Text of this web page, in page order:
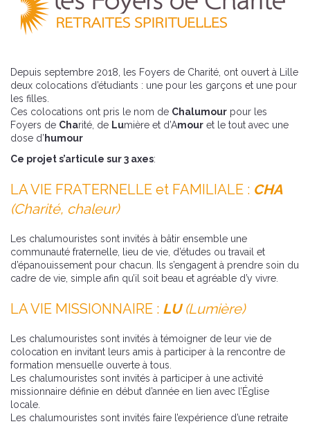
Depuis septembre 2018, les Foyers de Charité, ont ouvert à Lille
deux colocations d’étudiants : une pour les garçons et une pour
les filles.
Ces colocations ont pris le nom de Chalumour pour les
Foyers de Charité, de Lumière et d’Amour et le tout avec une
dose d’ humour
Ce projet s’articule sur 3 axes:
LA VIE FRATERNELLE et FAMILIALE : CHA
(Charité, chaleur)
Les chalumouristes sont invités à bâtir ensemble une
communauté fraternelle, lieu de vie, d’études ou travail et
d’épanouissement pour chacun. Ils s’engagent à prendre soin du
cadre de vie, simple afin qu’il soit beau et agréable d’y vivre.
LA VIE MISSIONNAIRE : LU (Lumière)
Les chalumouristes sont invités à témoigner de leur vie de
colocation en invitant leurs amis à participer à la rencontre de
formation mensuelle ouverte à tous.
Les chalumouristes sont invités à participer à une activité
missionnaire définie en début d’année en lien avec l’Église
locale.
Les chalumouristes sont invités faire l’expérience d’une retraite